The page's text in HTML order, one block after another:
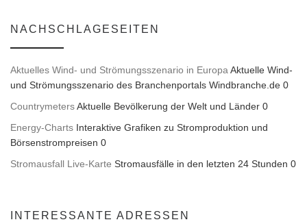
NACHSCHLAGESEITEN
Aktuelles Wind- und Strömungsszenario in Europa Aktuelle Wind-
und Strömungsszenario des Branchenportals Windbranche.de 0
CountrymetersAktuelle Bevölkerung der Welt und Länder 0
Energy-Charts Interaktive Grafiken zu Stromproduktion und
Börsenstrompreisen 0
Stromausfall Live-Karte Stromausfälle in den letzten 24 Stunden 0
INTERESSANTE ADRESSEN